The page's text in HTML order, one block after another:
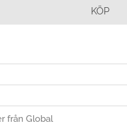
KÖP
från Global